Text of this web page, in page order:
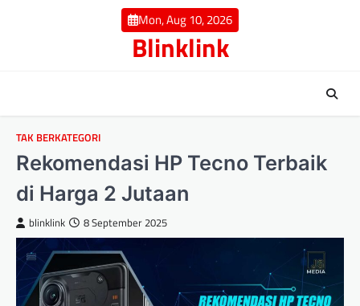
Mon, Aug 10, 2026
Blinklink
TAK BERKATEGORI
Rekomendasi HP Tecno Terbaik
di Harga 2 Jutaan
blinklink 8 September 2025